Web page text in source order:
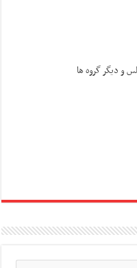
و دیگر گروه ها